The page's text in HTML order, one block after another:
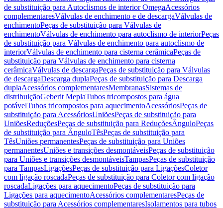
de substituição para Autoclismos de interior OmegaAcessórios
complementaresVálvulas de enchimento e de descargaVálvulas de
enchimentoPeças de substituição para Válvulas de
enchimentoVálvulas de enchimento para autoclismo de interiorPeças
de substituição para Válvulas de enchimento para autoclismo de
interiorVálvulas de enchimento para cisterna cerâmicaPeças de
substituição para Válvulas de enchimento para cisterna
cerâmicaVálvulas de descargaPeças de substituição para Válvulas
de descargaDescarga duplaPeças de substituição para Descarga
duplaAcessórios complementaresMembranasSistemas de
distribuiçãoGeberit MeplaTubos tricompostos para água
potávelTubos tricompostos para aquecimentoAcessóriosPeças de
substituição para AcessóriosUniõesPeças de substituição para
UniõesReduçõesPeças de substituição para ReduçõesÂnguloPeças
de substituição para ÂnguloTêsPeças de substituição para
TêsUniões permanentesPeças de substituição para Uniões
permanentesUniões e transições desmontáveisPeças de substituição
para Uniões e transições desmontáveisTampasPeças de substituição
para TampasLigaçõesPeças de substituição para LigaçõesColetor
com ligação roscadaPeças de substituição para Coletor com ligação
roscadaLigações para aquecimentoPeças de substituição para
Ligações para aquecimentoAcessórios complementaresPeças de
substituição para Acessórios complementaresIsolamentos para tubos